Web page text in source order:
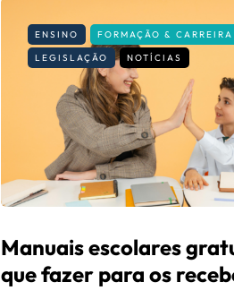
ENSINO
FORMAÇÃO & CARREIRA
LEGISLAÇÃO
NOTÍCIAS
Manuais escolares
que fazer para os